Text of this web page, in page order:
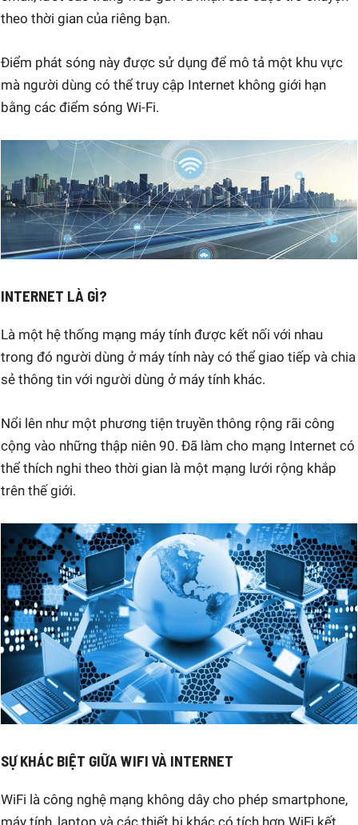
theo thời gian của riêng bạn.
Điểm phát sóng này được sử dụng để mô tả một khu vực
mà người dùng có thể truy cập Internet không giới hạn
bằng các điểm sóng Wi-Fi.
INTERNET LÀ GÌ?
Là một hệ thống mạng máy tính được kết nối với nhau
trong đó người dùng ở máy tính này có thể giao tiếp và chia
sẻ thông tin với người dùng ở máy tính khác.
Nổi lên như một phương tiện truyền thông rộng rãi công
cộng vào những thập niên 90. Đã làm cho mạng Internet có
thể thích nghi theo thời gian là một mạng lưới rộng khắp
trên thế giới.
SỰ KHÁC BIỆT GIỮA WIFI VÀ INTERNET
WiFi là công nghệ mạng không dây cho phép smartphone,